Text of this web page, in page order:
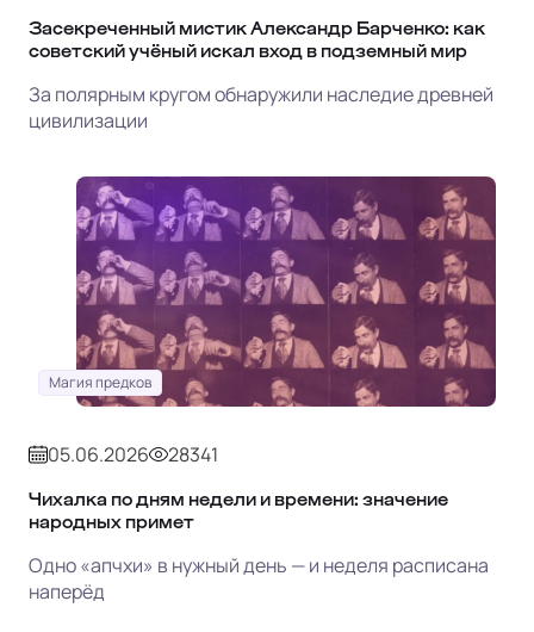
Засекреченный мистик Александр Барченко: как
советский учёный искал вход в подземный мир
За полярным кругом обнаружили наследие древней
цивилизации
Магия предков
05.06.2026 28341
Чихалка по дням недели и времени: значение
народных примет
Одно «апчхи» в нужный день — и неделя расписана
наперёд